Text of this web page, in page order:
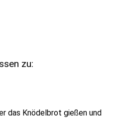
zu:
das Knödelbrot gießen und